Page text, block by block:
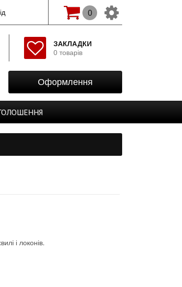
Оформлення
ЗАКЛАДКИ
0 товарів
0
Початок
Реєстрація
Закладки
і локонів.